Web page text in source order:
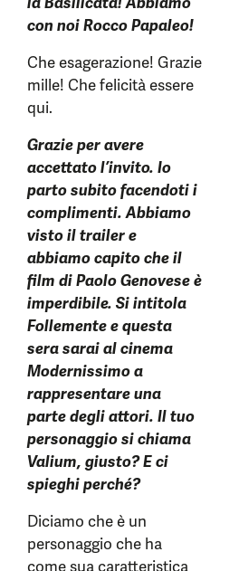
con noi Rocco Papaleo!
Che esagerazione! Grazie
mille! Che felicità essere
qui.
Grazie per avere
accettato l’invito. Io
parto subito facendoti i
complimenti. Abbiamo
visto il trailer e
abbiamo capito che il
film di Paolo Genovese è
imperdibile. Si intitola
Follemente e questa
sera sarai al cinema
Modernissimo a
rappresentare una
parte degli attori. Il tuo
personaggio si chiama
Valium, giusto? E ci
spieghi perché?
Diciamo che è un
personaggio che ha
come sua caratteristica